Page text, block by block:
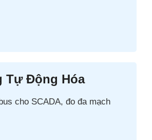
Tự Động Hóa
cho SCADA, đo đa mạch